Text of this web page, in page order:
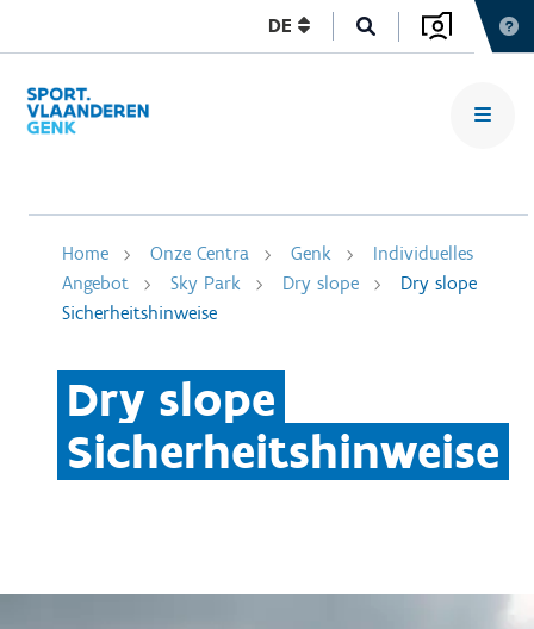
DE
Home Onze Centra Genk
Individuelles
Angebot
Sky Park Dry slope
Dry slope
Sicherheitshinweise
Dry slope
Sicherheitshinweise